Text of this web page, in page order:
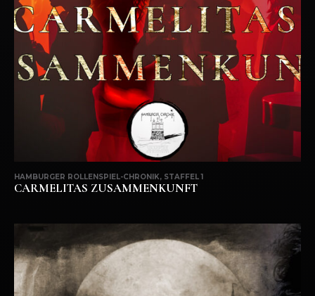
HAMBURGER ROLLENSPIEL-CHRONIK, STAFFEL 1
CARMELITAS ZUSAMMENKUNFT